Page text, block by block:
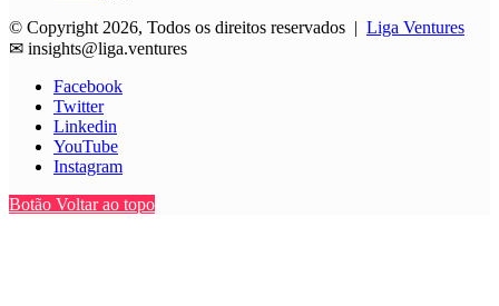
© Copyright 2026, Todos os direitos reservados | Liga Ventures
✉ insights@liga.ventures
Facebook
Twitter
Linkedin
YouTube
Instagram
Botão Voltar ao topo